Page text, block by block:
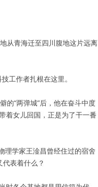
从青海迁至四川腹地这片远离
工作者扎根在这里。
的“两弹城”后，他在奋斗中度
着女儿回国，正是为了干一番
理学家王淦昌曾经住过的宿舍
表着什么？